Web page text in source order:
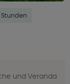
und Veranda